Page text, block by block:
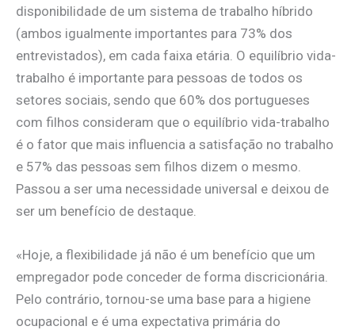
disponibilidade de um sistema de trabalho híbrido
(ambos igualmente importantes para 73% dos
entrevistados), em cada faixa etária. O equilíbrio vida-
trabalho é importante para pessoas de todos os
setores sociais, sendo que 60% dos portugueses
com filhos consideram que o equilíbrio vida-trabalho
é o fator que mais influencia a satisfação no trabalho
e 57% das pessoas sem filhos dizem o mesmo.
Passou a ser uma necessidade universal e deixou de
ser um benefício de destaque.
«Hoje, a flexibilidade já não é um benefício que um
empregador pode conceder de forma discricionária.
Pelo contrário, tornou-se uma base para a higiene
ocupacional e é uma expectativa primária do